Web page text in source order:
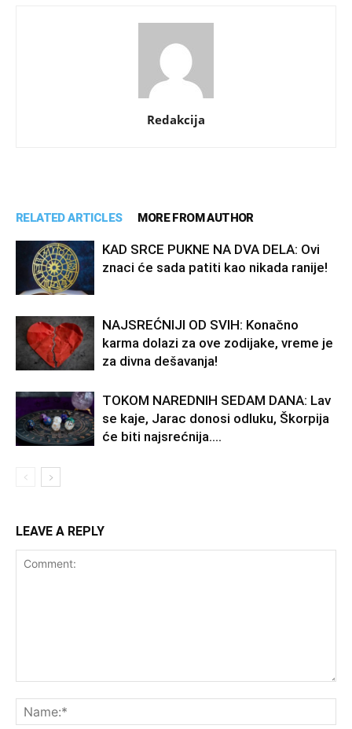
Redakcija
RELATED ARTICLES MORE FROM AUTHOR
KAD SRCE PUKNE NA DVA DELA: Ovi
znaci će sada patiti kao nikada ranije!
NAJSREĆNIJI OD SVIH: Konačno
karma dolazi za ove zodijake, vreme je
za divna dešavanja!
TOKOM NAREDNIH SEDAM DANA: Lav
se kaje, Jarac donosi odluku, Škorpija
će biti najsrećnija….
LEAVE A REPLY